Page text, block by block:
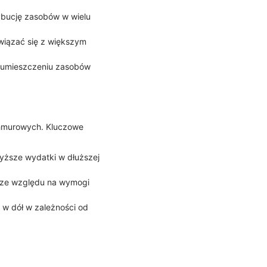
zasobów w wielu
się z większym
zasobów
Kluczowe
wydatki w dłuższej
względu na wymogi
dół w zależności od